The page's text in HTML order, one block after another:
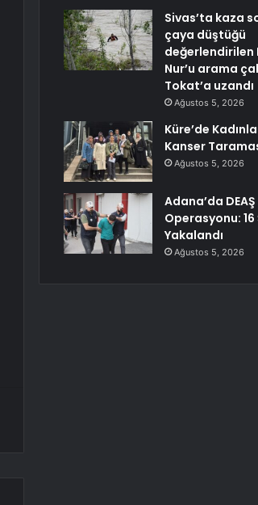
Sivas’ta kaza
çaya düştüğü
değerlendirilen
Nur’u arama
Tokat’a uzandı
Ağustos 5, 2026
Küre’de
Kanser
Ağustos 5, 2026
Adana’da DEAŞ
Operasyonu:
Yakalandı
Ağustos 5, 2026